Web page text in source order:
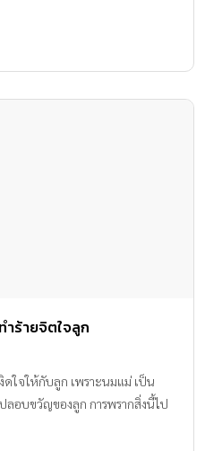
ำร้ายจิตใจลูก
ใจให้กับลูก เพราะนมแม่ เป็น
ลอบขวัญของลูก การพรากสิ่งนี้ไป